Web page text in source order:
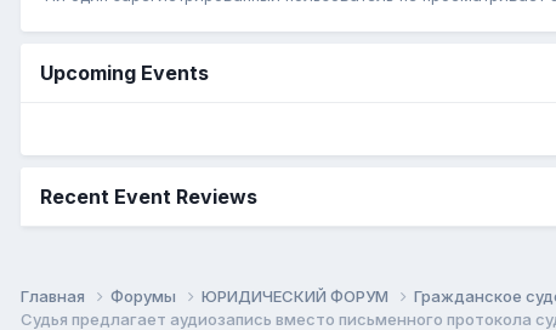
Upcoming Events
Recent Event Reviews
Главная Форумы ЮРИДИЧЕСКИЙ ФОРУМ
Гражданское
Судья предлагает аудиозапись вместо письменного протокола